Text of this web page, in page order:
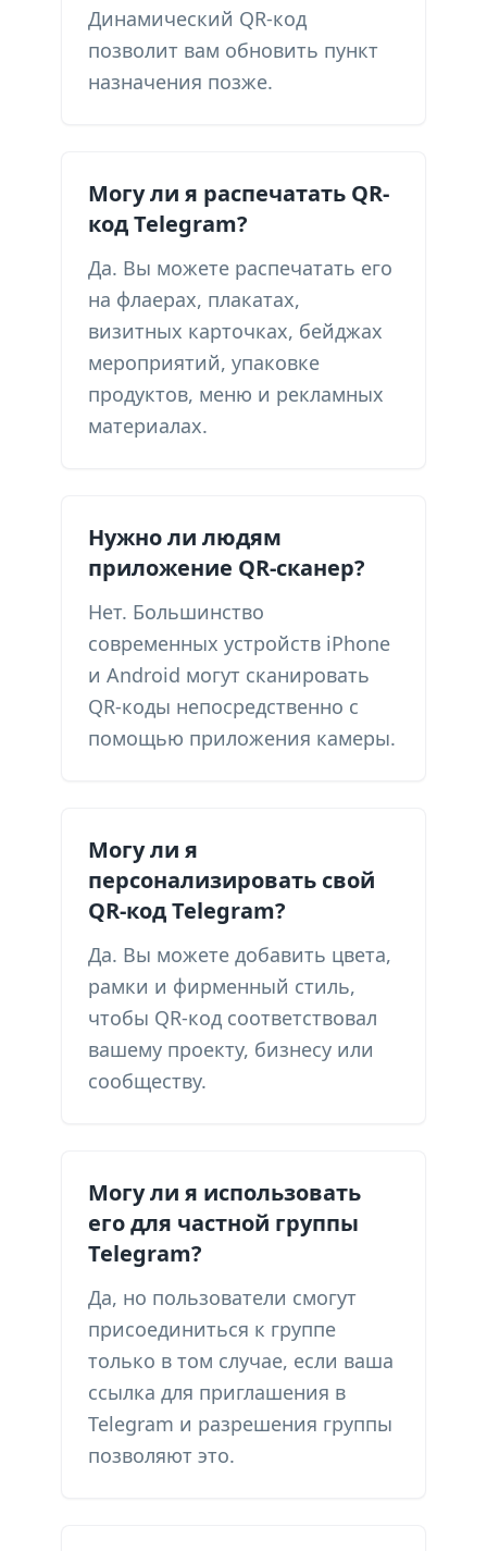
Динамический QR-код
позволит вам обновить пункт
назначения позже.
Могу ли я распечатать QR-
код Telegram?
Да. Вы можете распечатать его
на флаерах, плакатах,
визитных карточках, бейджах
мероприятий, упаковке
продуктов, меню и рекламных
материалах.
Нужно ли людям
приложение QR-сканер?
Нет. Большинство
современных устройств iPhone
и Android могут сканировать
QR-коды непосредственно с
помощью приложения камеры.
Могу ли я
персонализировать свой
QR-код Telegram?
Да. Вы можете добавить цвета,
рамки и фирменный стиль,
чтобы QR-код соответствовал
вашему проекту, бизнесу или
сообществу.
Могу ли я использовать
его для частной группы
Telegram?
Да, но пользователи смогут
присоединиться к группе
только в том случае, если ваша
ссылка для приглашения в
Telegram и разрешения группы
позволяют это.